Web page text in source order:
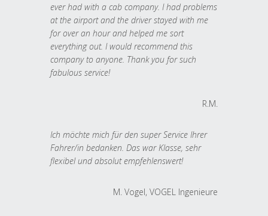
ever had with a cab company. I had problems
at the airport and the driver stayed with me
for over an hour and helped me sort
everything out. I would recommend this
company to anyone. Thank you for such
fabulous service!
R.M.
Ich möchte mich für den super Service Ihrer
Fahrer/in bedanken. Das war Klasse, sehr
flexibel und absolut empfehlenswert!
M. Vogel, VOGEL Ingenieure